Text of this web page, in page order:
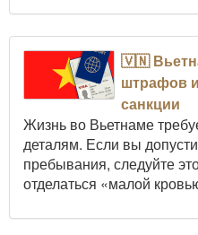
🇻🇳
штрафов
санкции
Жизнь во Вьетнаме
деталям. Если вы
пребывания, следуйте
отделаться «малой